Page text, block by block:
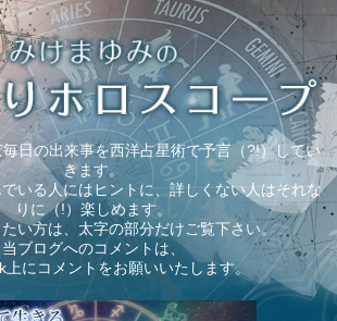
日の出来事を西洋占星術で予言（?!）してい
きます。
いる人にはヒントに、詳しくない人はそれな
りに（!）楽しめます。
い方は、太字の部分だけご覧下さい。
当ブログへのコメントは、
上にコメントをお願いいたします。